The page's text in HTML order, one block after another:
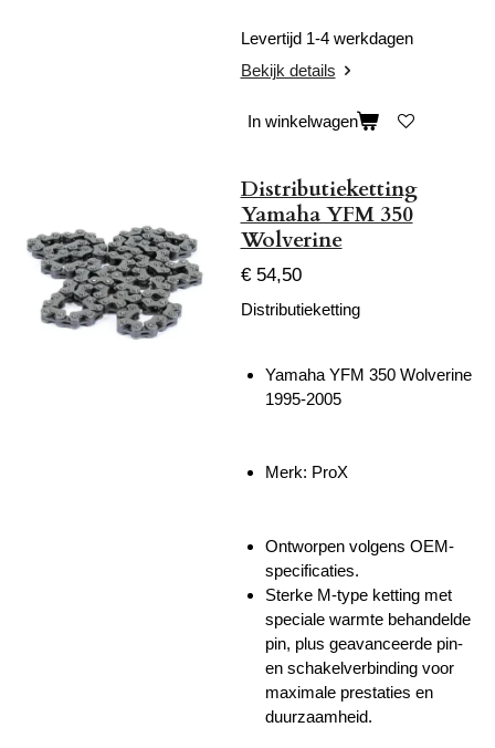
Levertijd 1-4 werkdagen
Bekijk details
In winkelwagen
Distributieketting
Yamaha YFM 350
Wolverine
€ 54,50
Distributieketting
Yamaha YFM 350 Wolverine
1995-2005
Merk: ProX
Ontworpen volgens OEM-
specificaties.
Sterke M-type ketting met
speciale warmte behandelde
pin, plus geavanceerde pin-
en schakelverbinding voor
maximale prestaties en
duurzaamheid.